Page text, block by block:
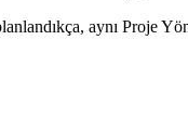
aynı Proje